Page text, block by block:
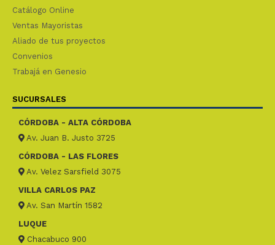
Catálogo Online
Ventas Mayoristas
Aliado de tus proyectos
Convenios
Trabajá en Genesio
SUCURSALES
CÓRDOBA - ALTA CÓRDOBA
Av. Juan B. Justo 3725
CÓRDOBA - LAS FLORES
Av. Velez Sarsfield 3075
VILLA CARLOS PAZ
Av. San Martín 1582
LUQUE
Chacabuco 900